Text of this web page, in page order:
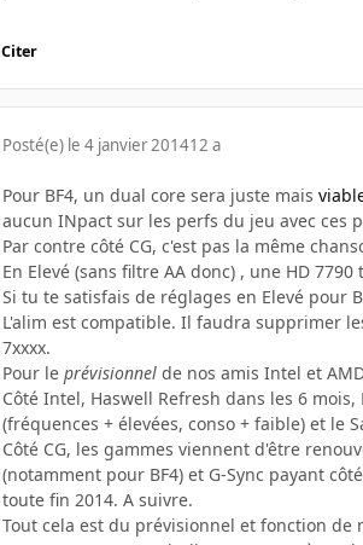
Citer
Posté(e) le 4 janvier 201412 a
Pour BF4, un dual core sera juste mais
aucun INpact sur les perfs du jeu avec ces
Par contre côté CG, c'est pas la même
En Elevé (sans filtre AA donc) , une HD
Si tu te satisfais de réglages en Elevé pour
L'alim est compatible. Il faudra supprimer
7xxxx.
Pour le prévisionnel de nos amis Intel et
Côté Intel, Haswell Refresh dans les 6
(fréquences + élevées, conso + faible) et le
Côté CG, les gammes viennent d'être
(notamment pour BF4) et G-Sync payant
toute fin 2014. A suivre.
Tout cela est du prévisionnel et fonction de